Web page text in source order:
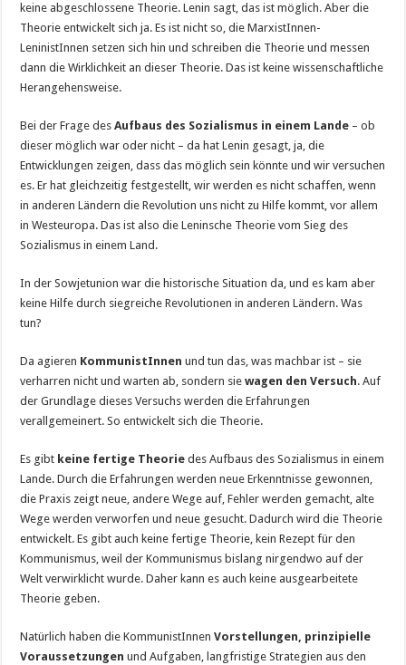
keine abgeschlossene Theorie. Lenin sagt, das ist möglich. Aber die
Theorie entwickelt sich ja. Es ist nicht so, die MarxistInnen-
LeninistInnen setzen sich hin und schreiben die Theorie und messen
dann die Wirklichkeit an dieser Theorie. Das ist keine wissenschaftliche
Herangehensweise.
Bei der Frage desAufbaus des Sozialismus in einem Lande – ob
dieser möglich war oder nicht – da hat Lenin gesagt, ja, die
Entwicklungen zeigen, dass das möglich sein könnte und wir versuchen
es. Er hat gleichzeitig festgestellt, wir werden es nicht schaffen, wenn
in anderen Ländern die Revolution uns nicht zu Hilfe kommt, vor allem
in Westeuropa. Das ist also die Leninsche Theorie vom Sieg des
Sozialismus in einem Land.
In der Sowjetunion war die historische Situation da, und es kam aber
keine Hilfe durch siegreiche Revolutionen in anderen Ländern. Was
tun?
Da agieren KommunistInnenund tun das, was machbar ist – sie
verharren nicht und warten ab, sondern siewagen den Versuch. Auf
der Grundlage dieses Versuchs werden die Erfahrungen
verallgemeinert. So entwickelt sich die Theorie.
Es gibt keine fertige Theorie des Aufbaus des Sozialismus in einem
Lande. Durch die Erfahrungen werden neue Erkenntnisse gewonnen,
die Praxis zeigt neue, andere Wege auf, Fehler werden gemacht, alte
Wege werden verworfen und neue gesucht. Dadurch wird die Theorie
entwickelt. Es gibt auch keine fertige Theorie, kein Rezept für den
Kommunismus, weil der Kommunismus bislang nirgendwo auf der
Welt verwirklicht wurde. Daher kann es auch keine ausgearbeitete
Theorie geben.
Natürlich haben die KommunistInnenVorstellungen, prinzipielle
Voraussetzungen und Aufgaben, langfristige Strategien aus den